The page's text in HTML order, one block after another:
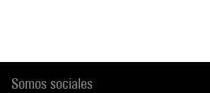
Somos sociales